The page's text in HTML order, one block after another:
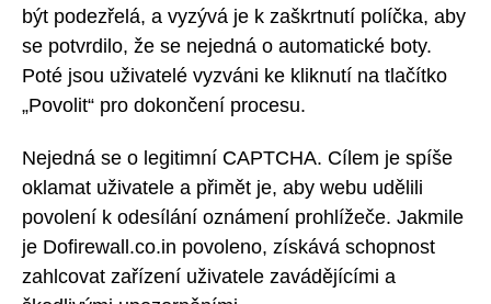
být podezřelá, a vyzývá je k zaškrtnutí políčka, aby
se potvrdilo, že se nejedná o automatické boty.
Poté jsou uživatelé vyzváni ke kliknutí na tlačítko
„Povolit“ pro dokončení procesu.
Nejedná se o legitimní CAPTCHA. Cílem je spíše
oklamat uživatele a přimět je, aby webu udělili
povolení k odesílání oznámení prohlížeče. Jakmile
je Dofirewall.co.in povoleno, získává schopnost
zahlcovat zařízení uživatele zavádějícími a